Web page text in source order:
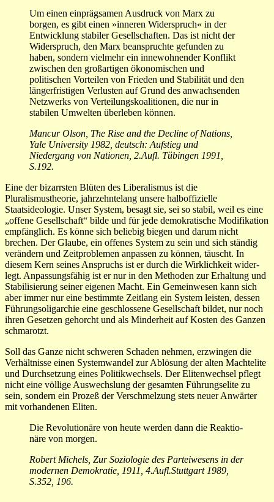
Um einen einprägsamen Ausdruck von Marx zu
borgen, es gibt einen »inneren Widerspruch« in der
Entwicklung stabiler Gesellschaften. Das ist nicht der
Widerspruch, den Marx beanspruchte gefunden zu
haben, sondern vielmehr ein innewohnender Konflikt
zwischen den großartigen ökonomischen und
politischen Vorteilen von Frieden und Stabilität und den
längerfristigen Verlusten auf Grund des anwachsenden
Netzwerks von Verteilungskoalitionen, die nur in
stabilen Umwelten überleben können.
Mancur Olson, The Rise and the Decline of Nations,
Yale University 1982, deutsch: Auf­stieg und
Niedergang von Nationen, 2.Aufl. Tübingen 1991,
S.192.
Eine der bizarrsten Blüten des Liberalismus ist die
Pluralismustheorie, jahrzehntelang unsere halboffizielle
Staatsideologie. Unser System, besagt sie, sei so stabil, weil es eine
„offene Gesellschaft“ bilde und für jede demokratische Modifikation
empfänglich. Es könne sich beliebig biegen und darum nicht
brechen. Der Glaube, ein offenes System zu sein und sich ständig
ver­än­dern und Zeitproblemen anpas­sen zu kön­nen, täuscht. In
diesem Kern seines Anspruchs ist er durch die Wirk­lichkeit wider­
legt. Anpassungs­fähig ist er nur in den Methoden zur Er­hal­tung und
Stabili­sierung seiner eige­nen Macht. Ein Ge­meinwe­sen kann sich
aber immer nur eine be­stimmte Zeitlang ein Sy­stem lei­sten, dessen
Füh­rungsoli­gar­chie eine geschlos­sene Ge­sell­schaft bil­det, nur noch
ih­ren Gesetzen ge­horcht und als Min­derheit auf Kosten des Gan­zen
schma­rotzt.
Soll das Ganze nicht schweren Scha­den nehmen, er­zwin­gen die
Verhältnisse ei­nen Systemwandel zur Ablösung der alten Machtelite
und Durchset­zung eines Poli­tik­wech­sels. Der Eliten­wechsel pflegt
nicht ei­ne völ­lige Aus­wechs­lung der ge­samten Führungselite zu
sein, sondern ein Prozeß der Verschmelzung stets neuer An­wär­ter
mit vor­hande­nen Eliten.
Die Re­volutio­näre von heute werden dann die Re­ak­­tio­
näre von mor­gen.
Robert Michels, Zur Soziologie des Parteiwesens in der
modernen Demo­kratie, 1911, 4.Aufl.Stuttgart 1989,
S.352, 196.